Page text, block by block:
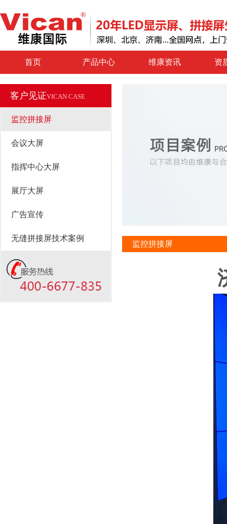
首页 产品中心 维康资讯 资
客户见证VICAN CASE
监控拼接屏
会议大屏
指挥中心大屏
展厅大屏
广告宣传
无缝拼接屏技术案例
监控拼接屏